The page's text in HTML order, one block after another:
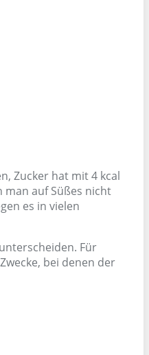
Zucker hat mit 4 kcal
man auf Süßes nicht
es in vielen
Für
bei denen der